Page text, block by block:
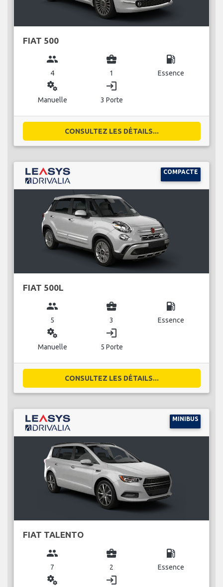
FIAT 500
group
4
business_center
1
local_gas_station
Essence
miscellaneous_services
Manuelle
login
3 Porte
CONSULTEZ LES DÉTAILS...
COMPACTE
FIAT 500L
group
5
business_center
3
local_gas_station
Essence
miscellaneous_services
Manuelle
login
5 Porte
CONSULTEZ LES DÉTAILS...
MINIBUS
FIAT TALENTO
group
7
business_center
2
local_gas_station
Essence
miscellaneous_services login